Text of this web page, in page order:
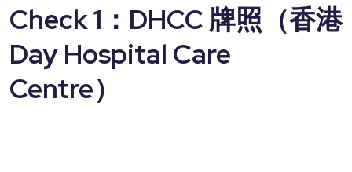
Check 1：DHCC 牌照（香港
Day Hospital Care
Centre）